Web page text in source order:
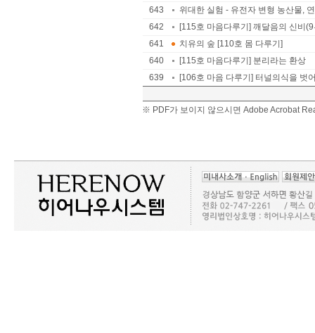
643
위대한 실험 - 유전자 변형 농산물,
642
[115호 마음다루기] 깨달음의 신비
641
치유의 숲 [110호 몸 다루기]
640
[115호 마음다루기] 분리라는 환상
639
[106호 마음 다루기] 터널의식을 벗
※ PDF가 보이지 않으시면 Adobe Acrobat